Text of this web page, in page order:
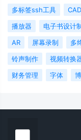
多标签ssh工具
播放器
电子书设计
AR
屏幕录制 多
铃声制作
视频转换
财务管理
字体